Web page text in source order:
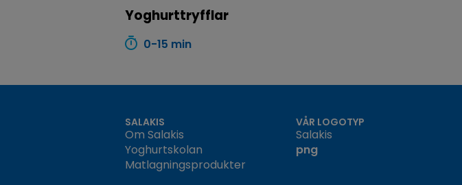
Yoghurttryfflar
0-15 min
SALAKIS
Om Salakis
Yoghurtskolan
Matlagningsprodukter
VÅR LOGOTYP
Salakis
png